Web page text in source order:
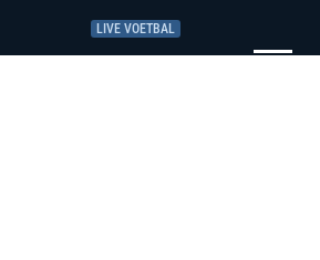
LIVE VOETBAL